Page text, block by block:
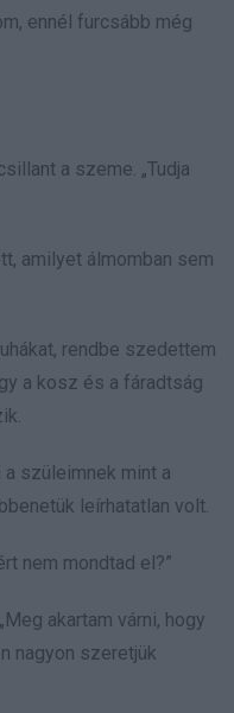
ennél furcsább még
a szeme. „Tudja
amilyet álmomban sem
rendbe szedettem
a kosz és a fáradtság
szüleimnek mint a
leírhatatlan volt.
nem mondtad el?”
akartam várni, hogy
nagyon szeretjük